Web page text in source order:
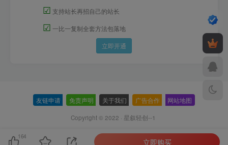
☑ 支持站长再招自己的站长
☑ 一比一复制全套方法包落地
立即开通
友链申请 免责声明 关于我们 广告合作 网站地图
Copyright © 2022 · 星叙轻创--1
164
立即购买